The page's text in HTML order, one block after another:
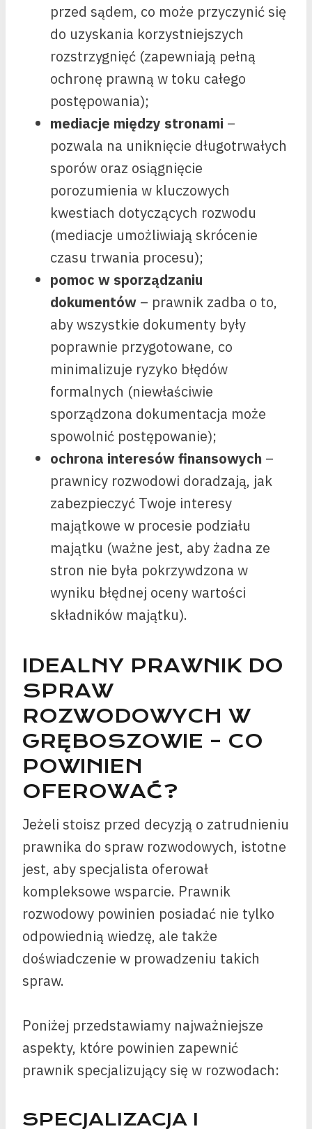
przed sądem, co może przyczynić się
do uzyskania korzystniejszych
rozstrzygnięć (zapewniają pełną
ochronę prawną w toku całego
postępowania);
mediacje między stronami –
pozwala na uniknięcie długotrwałych
sporów oraz osiągnięcie
porozumienia w kluczowych
kwestiach dotyczących rozwodu
(mediacje umożliwiają skrócenie
czasu trwania procesu);
pomoc w sporządzaniu
dokumentów – prawnik zadba o to,
aby wszystkie dokumenty były
poprawnie przygotowane, co
minimalizuje ryzyko błędów
formalnych (niewłaściwie
sporządzona dokumentacja może
spowolnić postępowanie);
ochrona interesów finansowych –
prawnicy rozwodowi doradzają, jak
zabezpieczyć Twoje interesy
majątkowe w procesie podziału
majątku (ważne jest, aby żadna ze
stron nie była pokrzywdzona w
wyniku błędnej oceny wartości
składników majątku).
IDEALNY PRAWNIK DO
SPRAW
ROZWODOWYCH W
GRĘBOSZOWIE – CO
POWINIEN
OFEROWAĆ?
Jeżeli stoisz przed decyzją o zatrudnieniu
prawnika do spraw rozwodowych, istotne
jest, aby specjalista oferował
kompleksowe wsparcie. Prawnik
rozwodowy powinien posiadać nie tylko
odpowiednią wiedzę, ale także
doświadczenie w prowadzeniu takich
spraw.
Poniżej przedstawiamy najważniejsze
aspekty, które powinien zapewnić
prawnik specjalizujący się w rozwodach:
SPECJALIZACJA I